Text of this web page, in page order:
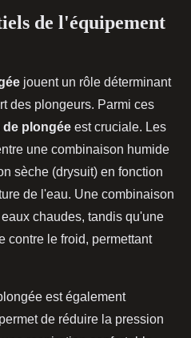
de l'équipement
jouent un rôle déterminant
des plongeurs. Parmi ces
plongée est cruciale. Les
une combinaison humide
sèche (drysuit) en fonction
de l'eau. Une combinaison
chaudes, tandis qu'une
contre le froid, permettant
est également
de réduire la pression